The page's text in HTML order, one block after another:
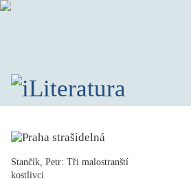
SPISOVATELÉ
Stančík, Petr: Tři malostranští
kostlivci